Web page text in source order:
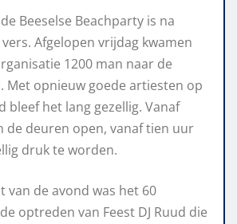
Beeselse Beachparty is na
Afgelopen vrijdag kwamen
1200 man naar de
Met opnieuw goede artiesten op
bleef het lang gezellig. Vanaf
de deuren open, vanaf tien uur
druk te worden.
van de avond was het 60
optreden van Feest DJ Ruud die